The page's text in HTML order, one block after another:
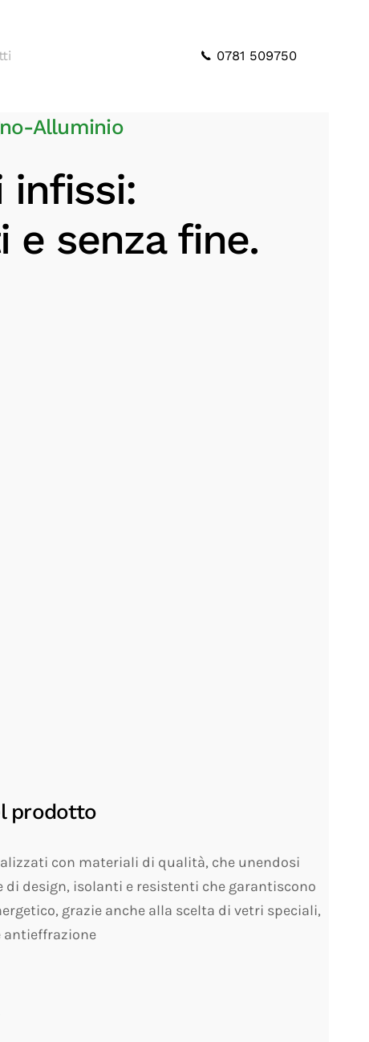
0781 509750
Alluminio
e senza fine.
prodotto
con materiali di qualità, che unendosi
design, isolanti e resistenti che garantiscono
grazie anche alla scelta di vetri speciali,
antieffrazione